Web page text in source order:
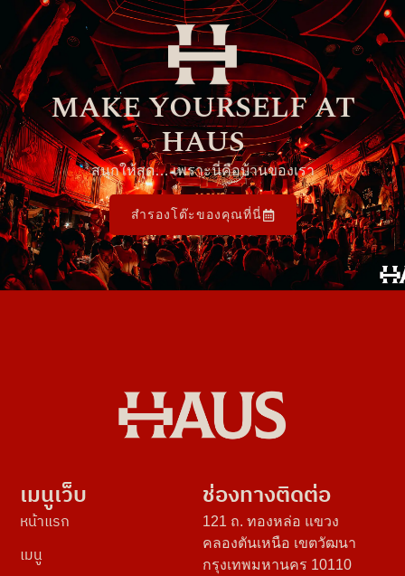
MAKE YOURSELF AT
HAUS
สนุกให้สุด… เพราะนี่คือบ้านของเรา
สำรองโต๊ะของคุณที่นี่
เมนูเว็บ
หน้าแรก
เมนู
ช่องทางติดต่อ
121 ถ. ทองหล่อ แขวง
คลองตันเหนือ เขตวัฒนา
กรุงเทพมหานคร 10110